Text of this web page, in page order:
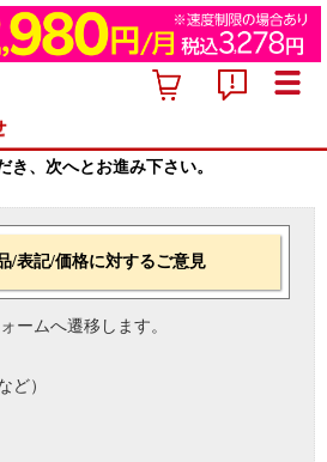
き、次へとお進み下さい。
/表記/価格に対するご意見
ームへ遷移します。
ど）